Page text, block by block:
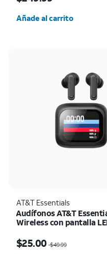
Añade al carrito
AT&T Essentials
Audífonos AT&T
Wireless con pantalla
$25.00 $49.99